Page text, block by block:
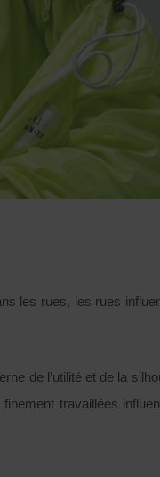
les rues, les rues
de l’utilité et de la
travaillées